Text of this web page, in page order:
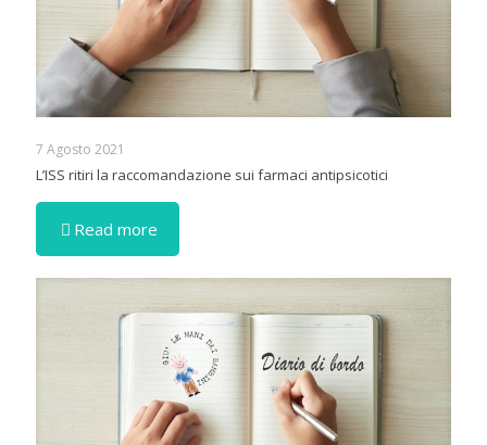
7 Agosto 2021
L’ISS ritiri la raccomandazione sui farmaci antipsicotici
Read more